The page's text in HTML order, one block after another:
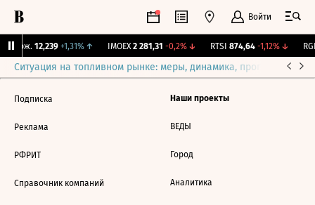
Войти
Бирж. 12,239 +1,31%↑ IMOEX 2 281,31 -0,2%↓ RTSI 874,64 -1,12%↓
Ситуация на топливном рынке: меры, динамика, прогнозы
Подписка
Реклама
РФРИТ
Справочник компаний
Наши проекты
ВЕДЫ
Город
Аналитика